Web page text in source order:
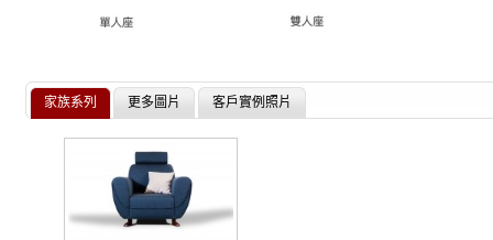
家族系列 更多圖片 客戶實例照片